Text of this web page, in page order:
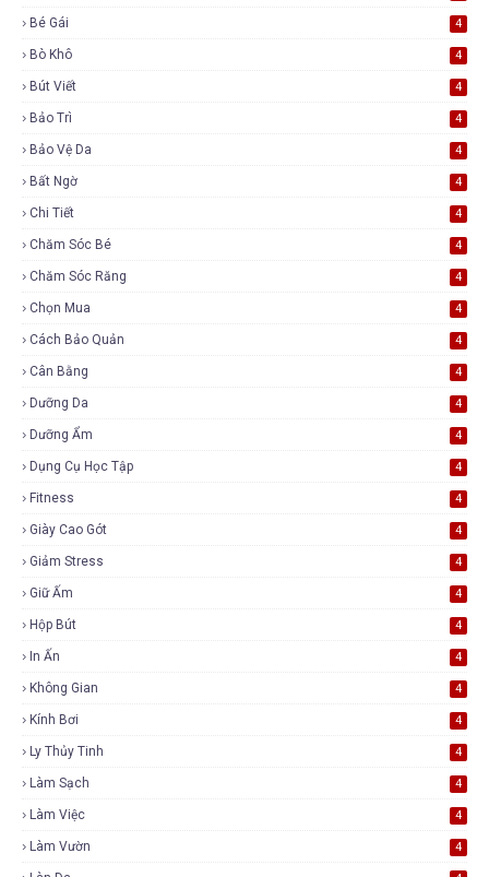
Bé Gái 4
Bò Khô 4
Bút Viết 4
Bảo Trì 4
Bảo Vệ Da 4
Bất Ngờ 4
Chi Tiết 4
Chăm Sóc Bé 4
Chăm Sóc Răng 4
Chọn Mua 4
Cách Bảo Quản 4
Cân Bằng 4
Dưỡng Da 4
Dưỡng Ẩm 4
Dụng Cụ Học Tập 4
Fitness 4
Giày Cao Gót 4
Giảm Stress 4
Giữ Ấm 4
Hộp Bút 4
In Ấn 4
Không Gian 4
Kính Bơi 4
Ly Thủy Tinh 4
Làm Sạch 4
Làm Việc 4
Làm Vườn 4